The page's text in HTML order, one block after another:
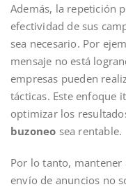
Además, la repetición
efectividad de sus
sea necesario. Por
mensaje no está
empresas pueden
tácticas. Este enfoque
optimizar los
buzoneo sea rentable.
Por lo tanto, mantener
envío de anuncios no